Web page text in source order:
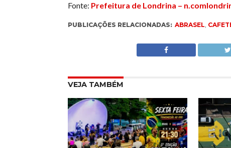
Fonte: Prefeitura de Londrina –
PUBLICAÇÕES RELACIONADAS: ABRASEL,
VEJA TAMBÉM